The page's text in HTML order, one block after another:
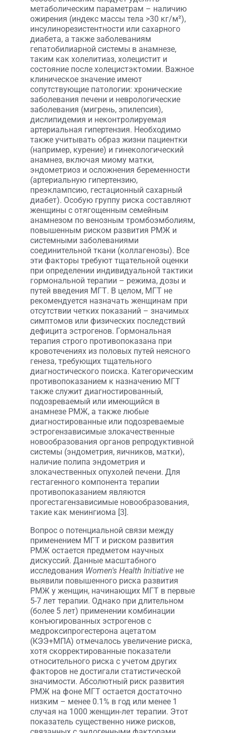
метаболическим параметрам – наличию
ожирения (индекс массы тела >30 кг/м²),
инсулинорезистентности или сахарного
диабета, а также заболеваниям
гепатобилиарной системы в анамнезе,
таким как холелитиаз, холецистит и
состояние после холецистэктомии. Важное
клиническое значение имеют
сопутствующие патологии: хронические
заболевания печени и неврологические
заболевания (мигрень, эпилепсия),
дислипидемия и неконтролируемая
артериальная гипертензия. Необходимо
также учитывать образ жизни пациентки
(например, курение) и гинекологический
анамнез, включая миому матки,
эндометриоз и осложнения беременности
(артериальную гипертензию,
преэклампсию, гестационный сахарный
диабет). Особую группу риска составляют
женщины с отягощенным семейным
анамнезом по венозным тромбоэмболиям,
повышенным риском развития РМЖ и
системными заболеваниями
соединительной ткани (коллагенозы). Все
эти факторы требуют тщательной оценки
при определении индивидуальной тактики
гормональной терапии – режима, дозы и
путей введения МГТ. В целом, МГТ не
рекомендуется назначать женщинам при
отсутствии четких показаний – значимых
симптомов или физических последствий
дефицита эстрогенов. Гормональная
терапия строго противопоказана при
кровотечениях из половых путей неясного
генеза, требующих тщательного
диагностического поиска. Категорическим
противопоказанием к назначению МГТ
также служит диагностированный,
подозреваемый или имеющийся в
анамнезе РМЖ, а также любые
диагностированные или подозреваемые
эстрогензависимые злокачественные
новообразования органов репродуктивной
системы (эндометрия, яичников, матки),
наличие полипа эндометрия и
злокачественных опухолей печени. Для
гестагенного компонента терапии
противопоказанием являются
прогестагензависимые новообразования,
такие как менингиома [3].
Вопрос о потенциальной связи между
применением МГТ и риском развития
РМЖ остается предметом научных
дискуссий. Данные масштабного
исследования Women's Health Initiative не
выявили повышенного риска развития
РМЖ у женщин, начинающих МГТ в первые
5-7 лет терапии. Однако при длительном
(более 5 лет) применении комбинации
конъюгированных эстрогенов с
медроксипрогестерона ацетатом
(КЭЭ+МПА) отмечалось увеличение риска,
хотя скорректированные показатели
относительного риска с учетом других
факторов не достигали статистической
значимости. Абсолютный риск развития
РМЖ на фоне МГТ остается достаточно
низким – менее 0.1% в год или менее 1
случая на 1000 женщин-лет терапии. Этот
показатель существенно ниже рисков,